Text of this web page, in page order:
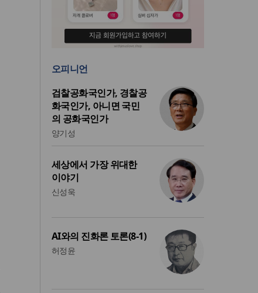
오피니언
검찰공화국인가, 경찰공
화국인가, 아니면 국민
의 공화국인가
양기성
세상에서 가장 위대한
이야기
신성욱
AI와의 진화론 토론(8-1)
허정윤